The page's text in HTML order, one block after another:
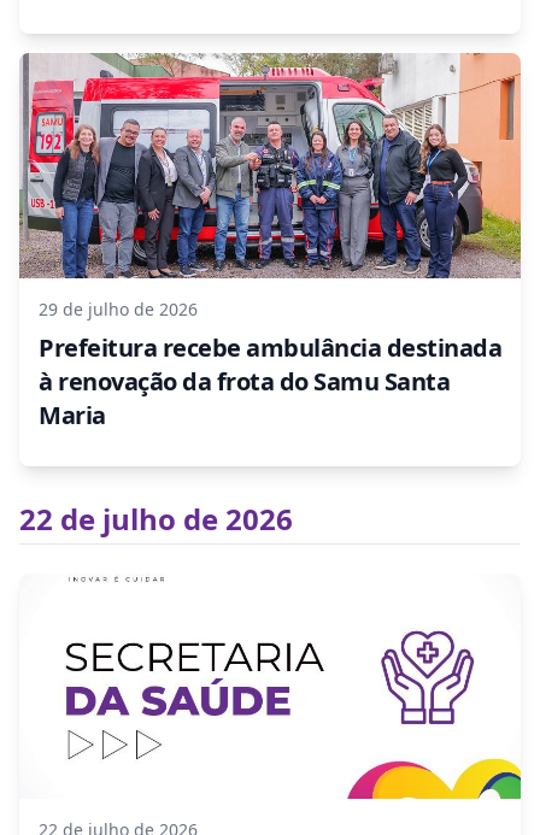
29 de julho de 2026
Prefeitura recebe ambulância destinada
à renovação da frota do Samu Santa
Maria
22 de julho de 2026
22 de julho de 2026